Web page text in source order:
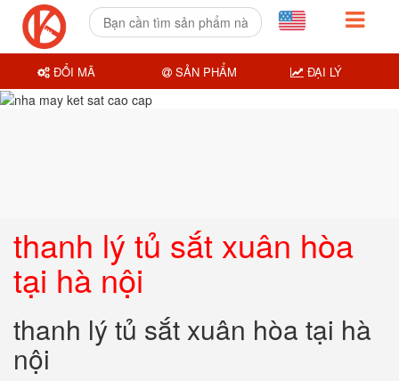
thanh lý tủ sắt xuân hòa
tại hà nội
thanh lý tủ sắt xuân hòa tại hà
nội
ĐỔI MÃ SẢN PHẨM ĐẠI LÝ